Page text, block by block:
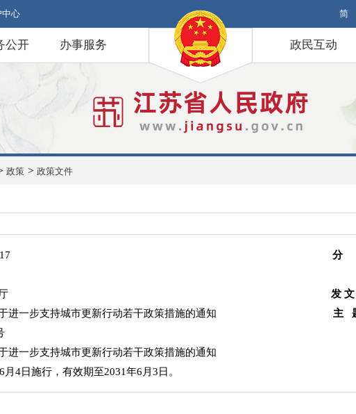
中心 简
公开 办事服务 政民互动
政策 > 政策文件
分
发
进一步支持城市更新行动若干政策措施的通知
主
进一步支持城市更新行动若干政策措施的通知
4日施行，有效期至2031年6月3日。